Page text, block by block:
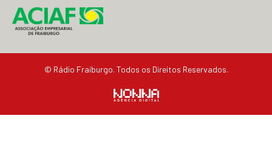
© Rádio Fraiburgo. Todos os Direitos Reservados.